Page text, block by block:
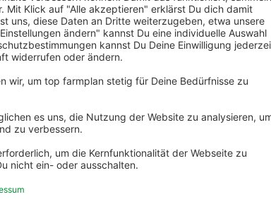
zum Kundenservice